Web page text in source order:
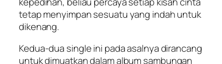
tetap menyimpan sesuatu yang indah untuk
dikenang.
Kedua-dua single ini pada asalnya dirancang
untuk dimuatkan dalam album sambungan